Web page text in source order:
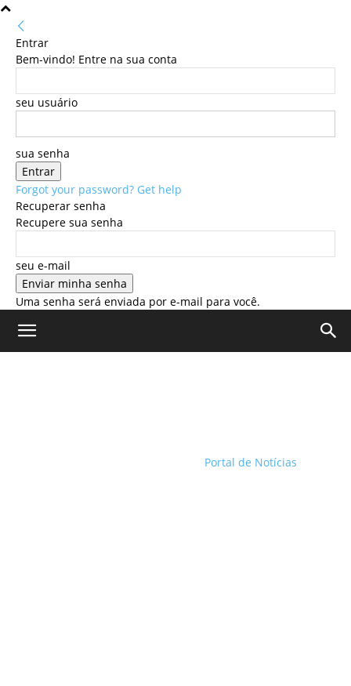
Entrar
Bem-vindo! Entre na sua conta
seu usuário
sua senha
Forgot your password? Get help
Recuperar senha
Recupere sua senha
seu e-mail
Uma senha será enviada por e-mail para você.
Portal de Notícias